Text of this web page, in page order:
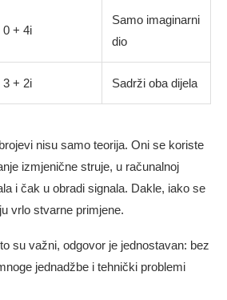
0 + 4i
Samo imaginarni
dio
3 + 2i Sadrži oba dijela
nisu samo teorija. Oni se koriste
izmjenične struje, u računalnoj
i čak u obradi signala. Dakle, iako se
vrlo stvarne primjene.
su važni, odgovor je jednostavan: bez
jednadžbe i tehnički problemi